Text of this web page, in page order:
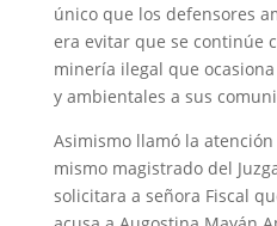
único que los defensores
era evitar que se continúe
minería ilegal que
y ambientales a sus
Asimismo llamó la
mismo magistrado del
solicitara a señora Fiscal